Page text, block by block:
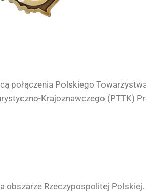
połączenia Polskiego
Krajoznawczego (PTTK)
obszarze Rzeczypospolitej Polskiej.